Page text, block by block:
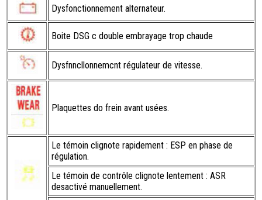
Dysfonctionnement alternateur.
Boite DSG c double embrayage trop chaude
Dysfnncllonnemcnt régulateur de vitesse.
Plaquettes do frein avant usées.
Le témoin clignote rapidement : ESP en phase de
régulation.
Le témoin de contrôle clignote lentement : ASR
desactivé manuellement.